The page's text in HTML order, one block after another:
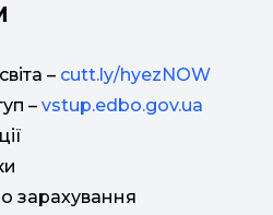
– cutt.ly/hyezNOW
– vstup.edbo.gov.ua
зарахування